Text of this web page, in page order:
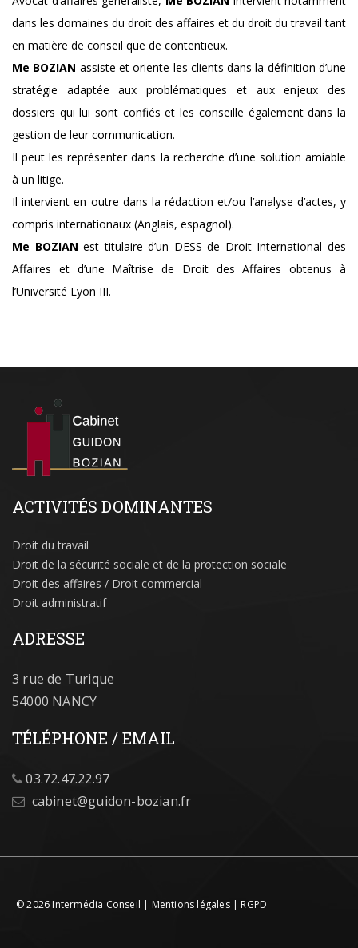
dans les domaines du droit des affaires et du droit du travail tant
en matière de conseil que de contentieux.
Me BOZIAN assiste et oriente les clients dans la définition d’une
stratégie adaptée aux problématiques et aux enjeux des
dossiers qui lui sont confiés et les conseille également dans la
gestion de leur communication.
Il peut les représenter dans la recherche d’une solution amiable
à un litige.
Il intervient en outre dans la rédaction et/ou l’analyse d’actes, y
compris internationaux (Anglais, espagnol).
Me BOZIAN est titulaire d’un DESS de Droit International des
Affaires et d’une Maîtrise de Droit des Affaires obtenus à
l’Université Lyon III.
ACTIVITÉS DOMINANTES
Droit du travail
Droit de la sécurité sociale et de la protection sociale
Droit des affaires / Droit commercial
Droit administratif
ADRESSE
3 rue de Turique
54000 NANCY
TÉLÉPHONE / EMAIL
03.72.47.22.97
@
© 2026 Intermédia Conseil | Mentions légales| RGPD